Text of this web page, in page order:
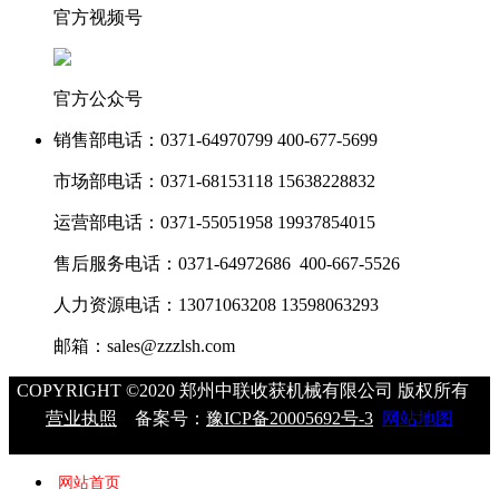
官方视频号
官方公众号
销售部电话： 0371-64970799 400-677-5699
市场部电话： 0371-68153118 15638228832
运营部电话： 0371-55051958 19937854015
售后服务电话： 0371-64972686 400-667-5526
人力资源电话： 13071063208 13598063293
邮箱： sales@zzzlsh.com
COPYRIGHT ©2020 郑州中联收获机械有限公司 版权所有
营业执照
备案号： 豫ICP备20005692号-3 网站地图
网站首页